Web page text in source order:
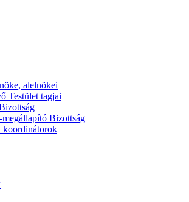
alelnökei
Testület tagjai
Bizottság
koordinátorok